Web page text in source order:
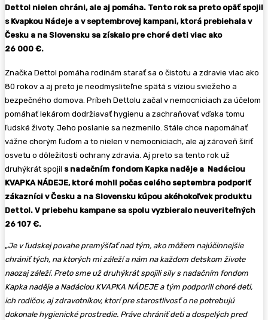
Dettol nielen chráni, ale aj pomáha. Tento rok sa preto opäť spojil
s Kvapkou Nádeje a v septembrovej kampani, ktorá prebiehala v
Česku a na Slovensku sa získalo pre choré deti viac ako
26 000 €.
Značka Dettol pomáha rodinám starať sa o čistotu a zdravie viac ako
80 rokov a aj preto je neodmysliteľne spätá s víziou sviežeho a
bezpečného domova. Príbeh Dettolu začal v nemocniciach za účelom
pomáhať lekárom dodržiavať hygienu a zachraňovať vďaka tomu
ľudské životy. Jeho poslanie sa nezmenilo. Stále chce napomáhať
vážne chorým ľuďom a to nielen v nemocniciach, ale aj zároveň šíriť
osvetu o dôležitosti ochrany zdravia. Aj preto sa tento rok už
druhýkrát spojil s nadačním fondom Kapka naděje a Nadáciou
KVAPKA NÁDEJE, ktoré mohli počas celého septembra podporiť
zákazníci v Česku a na Slovensku kúpou akéhokoľvek produktu
Dettol. V priebehu kampane sa spolu vyzbieralo neuveriteľných
26 107 €.
„Je v ľudskej povahe premýšľať nad tým, ako môžem najúčinnejšie
chrániť tých, na ktorých mi záleží a nám na každom detskom živote
naozaj záleží. Preto sme už druhýkrát spojili sily s nadačním fondom
Kapka naděje a Nadáciou KVAPKA NÁDEJE a tým podporili choré deti,
ich rodičov, aj zdravotníkov, ktorí pre starostlivosť o ne potrebujú
dokonale hygienické prostredie. Práve chrániť deti a dospelých pred